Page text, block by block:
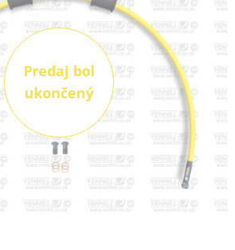
Predaj bol
ukončený